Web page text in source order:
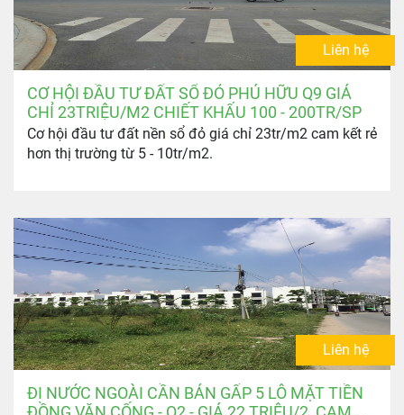
Liên hệ
CƠ HỘI ĐẦU TƯ ĐẤT SỔ ĐỎ PHÚ HỮU Q9 GIÁ
CHỈ 23TRIỆU/M2 CHIẾT KHẤU 100 - 200TR/SP
Cơ hội đầu tư đất nền sổ đỏ giá chỉ 23tr/m2 cam kết rẻ
hơn thị trường từ 5 - 10tr/m2.
Liên hệ
ĐI NƯỚC NGOÀI CẦN BÁN GẤP 5 LÔ MẶT TIỀN